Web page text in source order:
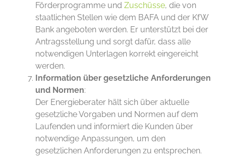
Förderprogramme und Zuschüsse, die von
staatlichen Stellen wie dem BAFA und der KfW
Bank angeboten werden. Er unterstützt bei der
Antragsstellung und sorgt dafür, dass alle
notwendigen Unterlagen korrekt eingereicht
werden.
Information über gesetzliche Anforderungen
und Normen:
Der Energieberater hält sich über aktuelle
gesetzliche Vorgaben und Normen auf dem
Laufenden und informiert die Kunden über
notwendige Anpassungen, um den
gesetzlichen Anforderungen zu entsprechen.